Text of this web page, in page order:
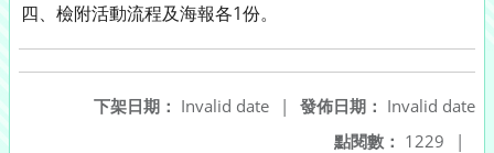
四、檢附活動流程及海報各1份。
發佈日期： Invalid date
下架日期： Invalid date
|
點閱數： 1229 |